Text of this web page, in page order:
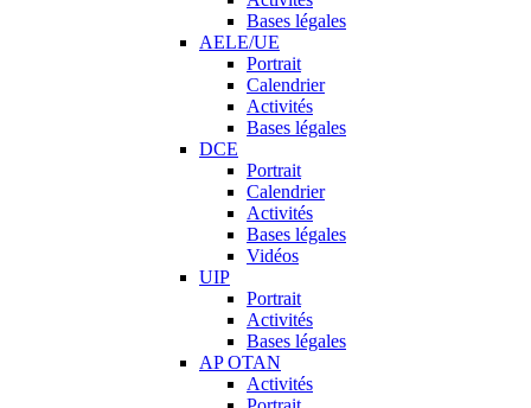
Bases légales
AELE/UE
Portrait
Calendrier
Activités
Bases légales
DCE
Portrait
Calendrier
Activités
Bases légales
Vidéos
UIP
Portrait
Activités
Bases légales
AP OTAN
Activités